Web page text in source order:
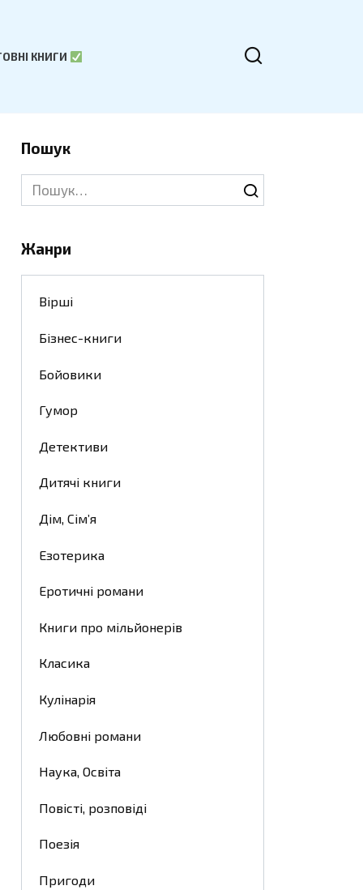
КНИГИ
Пошук
Search
for:
Жанри
Вірші
Бізнес-книги
Бойовики
Гумор
Детективи
Дитячі книги
Дім, Сім’я
Езотерика
Еротичні романи
Книги про мільйонерів
Класика
Кулінарія
Любовні романи
Наука, Освіта
Повісті, розповіді
Поезія
Пригоди